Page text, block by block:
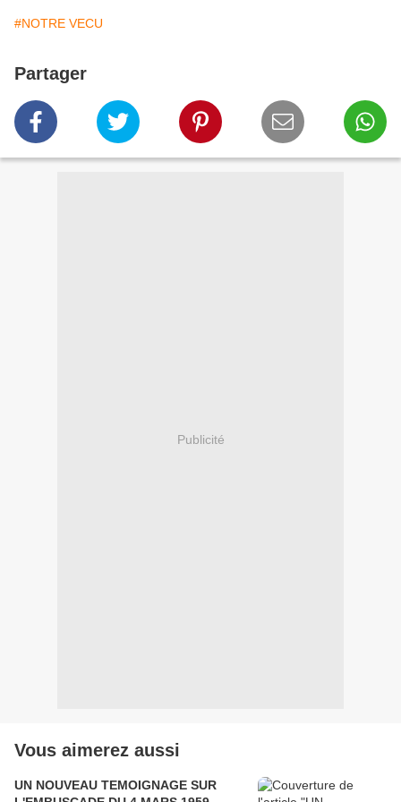
#NOTRE VECU
Partager
Publicité
Vous aimerez aussi
UN NOUVEAU TEMOIGNAGE SUR